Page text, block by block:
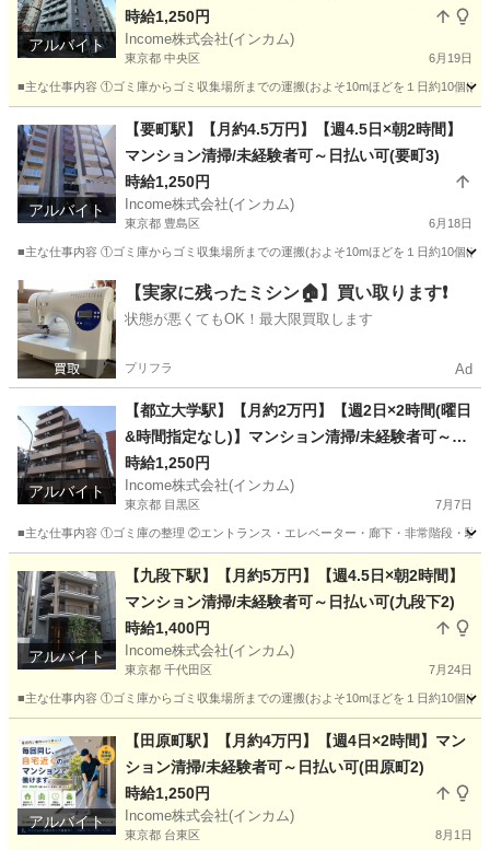
アルバイト
時給1,250円
Income株式会社(インカム)
東京都 中央区 6月19日
■主な仕事内容 ①ゴミ庫からゴミ収集場所までの運搬(およそ10mほどを１日約10個
その他 時給
アルバイト
【要町駅】【月約4.5万円】【週4.5日×朝2時間】
マンション清掃/未経験者可～日払い可(要町3)
時給1,250円
Income株式会社(インカム)
東京都 豊島区 6月18日
■主な仕事内容 ①ゴミ庫からゴミ収集場所までの運搬(およそ10mほどを１日約10個
豊島区 その他 時給
【実家に残ったミシン🏠】買い取ります❗️
状態が悪くてもOK！最大限買取します
プリフラ Ad
アルバイト
【都立大学駅】【月約2万円】【週2日×2時間(曜日
&時間指定なし)】マンション清掃/未経験者可～日
払い可(都立大学2)
時給1,250円
Income株式会社(インカム)
東京都 目黒区 7月7日
■主な仕事内容 ①ゴミ庫の整理 ②エントランス・エレベーター・廊下・非常階段・駐
その他 Web
アルバイト
【九段下駅】【月約5万円】【週4.5日×朝2時間】
マンション清掃/未経験者可～日払い可(九段下2)
時給1,400円
Income株式会社(インカム)
東京都 千代田区 7月24日
■主な仕事内容 ①ゴミ庫からゴミ収集場所までの運搬(およそ10mほどを１日約10個
その他 時給
アルバイト
【田原町駅】【月約4万円】【週4日×2時間】マン
ション清掃/未経験者可～日払い可(田原町2)
時給1,250円
Income株式会社(インカム)
東京都 台東区 8月1日